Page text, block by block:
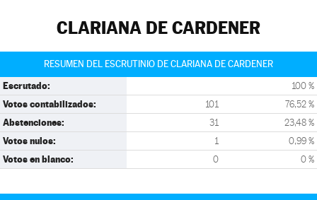
CLARIANA DE CARDENER
RESUMEN DEL ESCRUTINIO DE CLARIANA DE CARDENER
Escrutado: 100 %
Votos contabilizados: 101 76,52 %
Abstenciones: 31 23,48 %
Votos nulos: 1 0,99 %
Votos en blanco: 0 0 %